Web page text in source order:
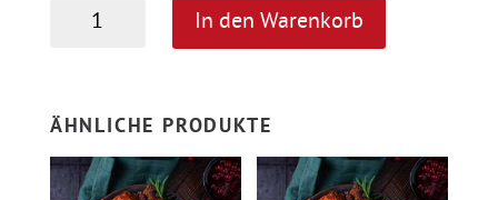
Hausgemachte
Menge
In den Warenkorb
l
n
a
ÄHNLICHE PRODUKTE